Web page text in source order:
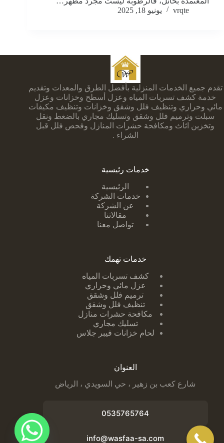
vrqte
يونيو 18, 2025
تقدم جميع الخدمات المنزلية بأفضل الطرق والمعدات وتقديم
خدمة كشف تسربات المياه وعزل أسطح وخزانات وعزل
مائي وحراري وتنظيف فلل وشقق وخزانات وتنظيف مكيفات
سبلت وترميم فلل وشقق وتسليك مجاري بالضغط ونقل
وتخزين اثاث ومكافحة حشرات المنازل وفحص فلل قبل
الشراء .
خدمات رئيسية
الرئيسية
خدمات الشركة
عن الشركة
مقالاتنا
تواصل معنا
خدمات تهمك
كشف تسربات ا لمياه
عزل مائي وحراري
ترميم فلل وشقق
تنظيف فلل وشقق
مكافحة حشرات منازل
تسليك مجاري
لحام خزانات فيبر جلاس
العنوان
شارع كعب بن زهير ، حي السويدي ، الرياض
0535765764
info@wasfaa-sa.com